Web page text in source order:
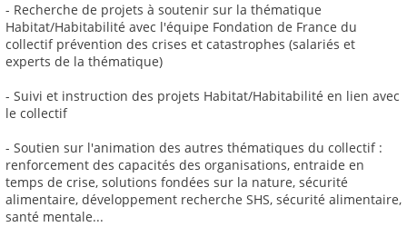
- Recherche de projets à soutenir sur la thématique
Habitat/Habitabilité avec l'équipe Fondation de France du
collectif prévention des crises et catastrophes (salariés et
experts de la thématique)
- Suivi et instruction des projets Habitat/Habitabilité en lien avec
le collectif
- Soutien sur l'animation des autres thématiques du collectif :
renforcement des capacités des organisations, entraide en
temps de crise, solutions fondées sur la nature, sécurité
alimentaire, développement recherche SHS, sécurité alimentaire,
santé mentale...